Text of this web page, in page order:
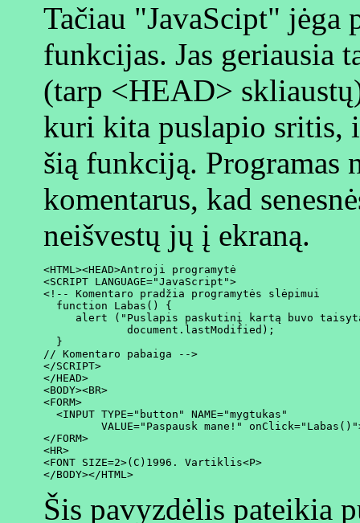
Tačiau "JavaScipt" jėga
funkcijas. Jas geriausia
(tarp <HEAD>
kuri kita puslapio sritis,
šią funkciją. Programas
komentarus, kad
neišvestų jų į ekraną.
<HTML><HEAD>Antroji programytė
<SCRIPT LANGUAGE="JavaScript">
<!-- Komentaro pradžia programytės slėpimui
  function Labas() {
alert ("Puslapis paskutinį kartą buvo
             document.lastModified);
  }
// Komentaro pabaiga -->
</SCRIPT>
</HEAD>
<BODY><BR>
<FORM>
  <INPUT TYPE="button" NAME="mygtukas"
VALUE="Paspausk mane!"
</FORM>
<HR>
<FONT SIZE=2>(C)1996. Vartiklis<P>
Šis pavyzdėlis pateikia